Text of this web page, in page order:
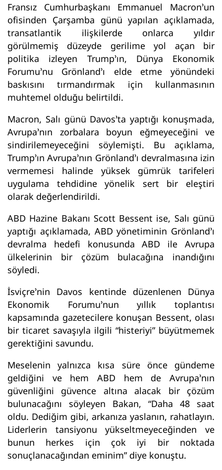
Fransız Cumhurbaşkanı Emmanuel Macron’un
ofisinden Çarşamba günü yapılan açıklamada,
transatlantik ilişkilerde onlarca yıldır
görülmemiş düzeyde gerilime yol açan bir
politika izleyen Trump’ın, Dünya Ekonomik
Forumu’nu Grönland’ı elde etme yönündeki
baskısını tırmandırmak için kullanmasının
muhtemel olduğu belirtildi.
Macron, Salı günü Davos’ta yaptığı konuşmada,
Avrupa’nın zorbalara boyun eğmeyeceğini ve
sindirilemeyeceğini söylemişti. Bu açıklama,
Trump’ın Avrupa’nın Grönland’ı devralmasına izin
vermemesi halinde yüksek gümrük tarifeleri
uygulama tehdidine yönelik sert bir eleştiri
olarak değerlendirildi.
ABD Hazine Bakanı Scott Bessent ise, Salı günü
yaptığı açıklamada, ABD yönetiminin Grönland’ı
devralma hedefi konusunda ABD ile Avrupa
ülkelerinin bir çözüm bulacağına inandığını
söyledi.
İsviçre’nin Davos kentinde düzenlenen Dünya
Ekonomik Forumu’nun yıllık toplantısı
kapsamında gazetecilere konuşan Bessent, olası
bir ticaret savaşıyla ilgili “histeriyi” büyütmemek
gerektiğini savundu.
Meselenin yalnızca kısa süre önce gündeme
geldiğini ve hem ABD hem de Avrupa’nın
güvenliğini güvence altına alacak bir çözüm
bulunacağını söyleyen Bakan, “Daha 48 saat
oldu. Dediğim gibi, arkanıza yaslanın, rahatlayın.
Liderlerin tansiyonu yükseltmeyeceğinden ve
bunun herkes için çok iyi bir noktada
sonuçlanacağından eminim” diye konuştu.